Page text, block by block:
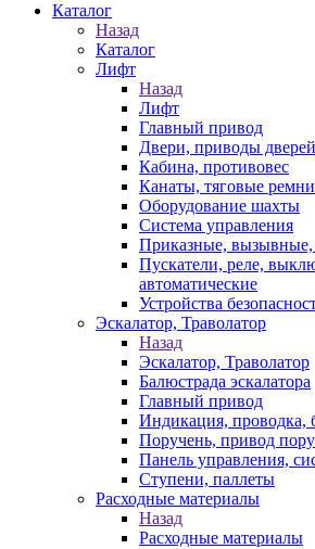
Каталог
Назад
Каталог
Лифт
Назад
Лифт
Главный привод
Двери, приводы дверей
Кабина, противовес
Канаты, тяговые ремни
Оборудование шахты
Система управления
Приказные,
Пускатели, реле,
автоматические
Устройства
Эскалатор, Траволатор
Назад
Эскалатор, Траволатор
Балюстрада эскалатора
Главный привод
Индикация, проводка,
Поручень, привод
Панель управления,
Ступени, паллеты
Расходные материалы
Назад
Расходные материалы